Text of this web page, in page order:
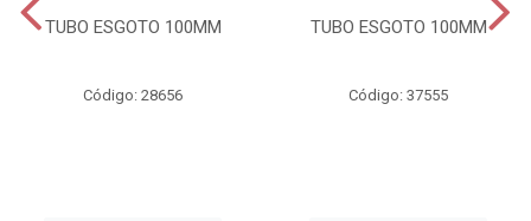
TUBO ESGOTO 100MM
Código: 28656
TUBO ESGOTO 100MM
Código: 37555